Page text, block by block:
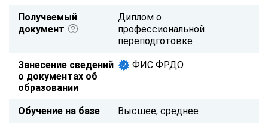
Получаемый
документ
Диплом о
профессиональной
переподготовке
Занесение сведений
о документах об
образовании
ФИС ФРДО
Обучение на базе Высшее, среднее